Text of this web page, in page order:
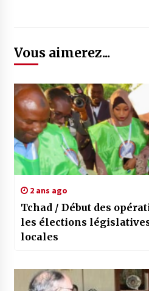
Vous aimerez...
2 ans ago
Tchad / Début des
les élections
locales